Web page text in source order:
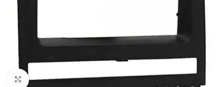
Haga clic para ampliar